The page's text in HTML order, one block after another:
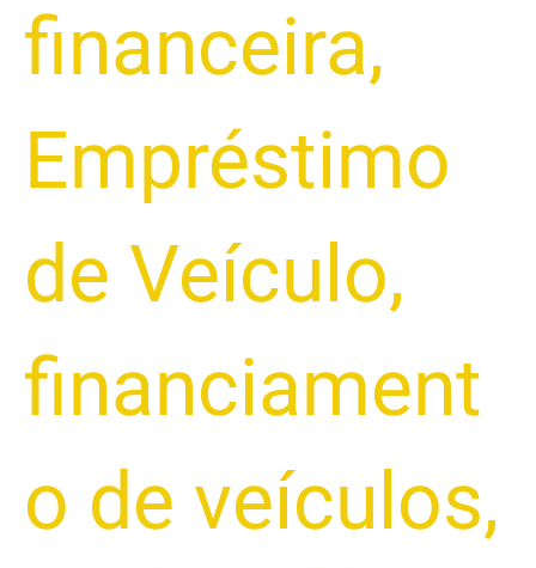
financeira,
Empréstimo
de Veículo,
financiament
o de veículos,